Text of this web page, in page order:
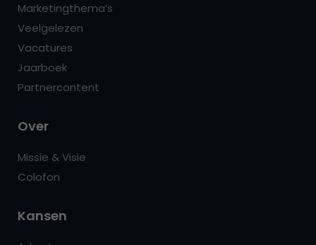
Marketingthema’s
Veelgelezen
Vacatures
Jaarboek
Partnercontent
Over
Missie & Visie
Colofon
Kansen